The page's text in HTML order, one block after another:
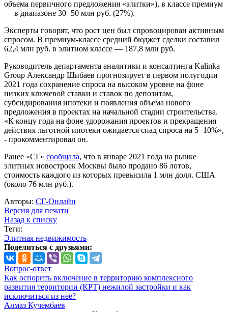
объема первичного предложения «элитки»), в классе премиум
— в диапазоне 30−50 млн руб. (27%).
Эксперты говорят, что рост цен был спровоцирован активным
спросом. В премиум-классе средний бюджет сделки составил
62,4 млн руб. в элитном классе — 187,8 млн руб.
Руководитель департамента аналитики и консалтинга Kalinka
Group Александр Шибаев прогнозирует в первом полугодии
2021 года сохранение спроса на высоком уровне на фоне
низких ключевой ставки и ставок по депозитам,
субсидирования ипотеки и появления объема нового
предложения в проектах на начальной стадии строительства.
«К концу года на фоне удорожания проектов и прекращения
действия льготной ипотеки ожидается спад спроса на 5−10%»,
- прокомментировал он.
Ранее «СГ» сообщала, что в январе 2021 года на рынке
элитных новостроек Москвы было продано 86 лотов,
стоимость каждого из которых превысила 1 млн долл. США
(около 76 млн руб.).
Авторы: СГ-Онлайн
Версия для печати
Назад к списку
Теги:
Элитная недвижимость
Поделиться с друзьями:
Вопрос-ответ
Как оспорить включение в территорию комплексного
развития территории (КРТ) нежилой застройки и как
исключиться из нее?
Алмаз Кучембаев